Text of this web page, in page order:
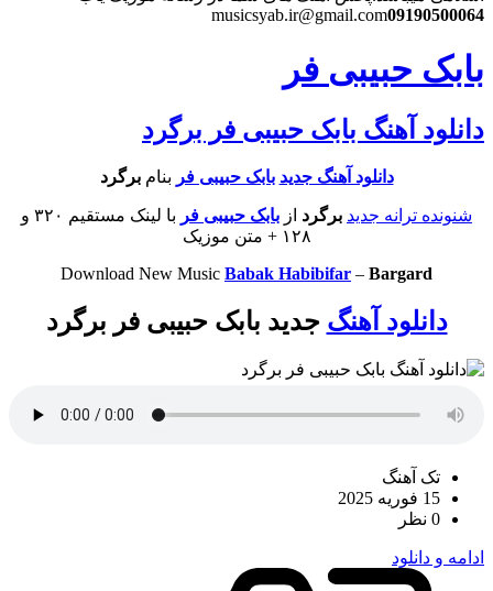
musicsyab.ir@gmail.com09190500064
بابک حبیبی فر
دانلود آهنگ بابک حبیبی فر برگرد
دانلود آهنگ جدید بابک حبیبی فر بنامبرگرد
شنونده ترانه جدید برگرد از بابک حبیبی فر
با لینک مستقیم ۳۲۰ و
۱۲۸ + متن موزیک
Download New Music Babak Habibifar – Bargard
دانلود آهنگ جدید بابک حبیبی فر برگرد
تک آهنگ
15 فوریه 2025
0 نظر
ادامه و دانلود